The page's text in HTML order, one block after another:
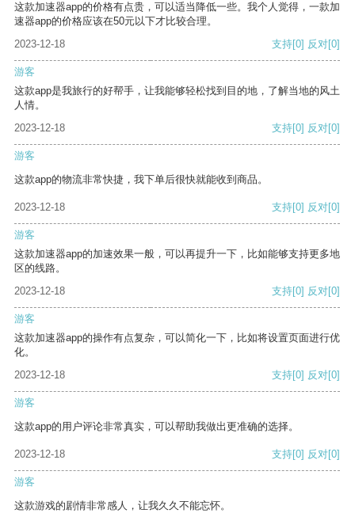
这款加速器app的价格有点贵，可以适当降低一些。我个人觉得，一款加
速器app的价格应该在50元以下才比较合理。
2023-12-18
支持[0] 反对[0]
游客
这款app是我旅行的好帮手，让我能够轻松找到目的地，了解当地的风土
人情。
2023-12-18
支持[0] 反对[0]
游客
这款app的物流非常快捷，我下单后很快就能收到商品。
2023-12-18 支持[0] 反对[0]
游客
这款加速器app的加速效果一般，可以再提升一下，比如能够支持更多地
区的线路。
2023-12-18
支持[0] 反对[0]
游客
这款加速器app的操作有点复杂，可以简化一下，比如将设置页面进行优
化。
2023-12-18
支持[0] 反对[0]
游客
这款app的用户评论非常真实，可以帮助我做出更准确的选择。
2023-12-18 支持[0] 反对[0]
游客
这款游戏的剧情非常感人，让我久久不能忘怀。